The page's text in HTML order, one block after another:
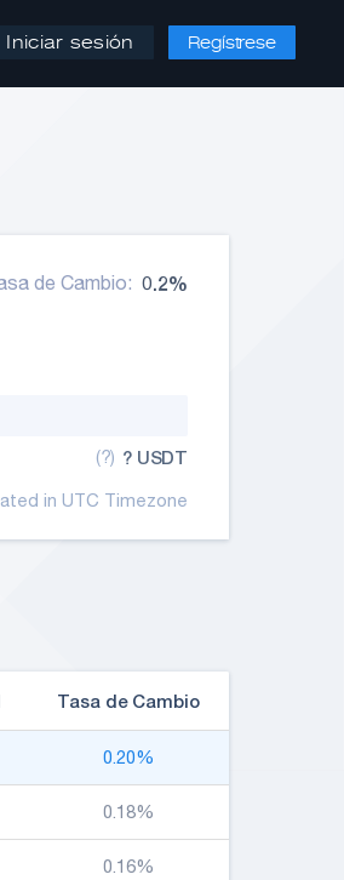
Iniciar sesión Regístrese
de Cambio: 0.2%
(?) ? USDT
in UTC Timezone
Tasa de Cambio
0.20%
0.18%
0.16%